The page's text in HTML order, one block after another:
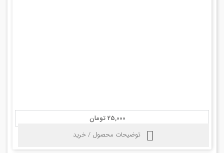
25,000 تومان
توضیحات محصول / خرید